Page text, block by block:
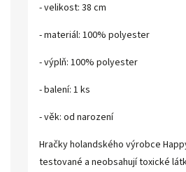
- velikost: 38 cm
- materiál: 100% polyester
- výplň: 100% polyester
- balení: 1 ks
- věk: od narození
Hračky holandského výrobce
testované a neobsahují toxické